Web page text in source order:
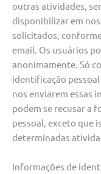
outras atividades,
disponibilizar em
solicitados,
email. Os usuários
anonimamente. Só
identificação
nos enviarem essas
podem se recusar a
pessoal, exceto que
determinadas
Informações de